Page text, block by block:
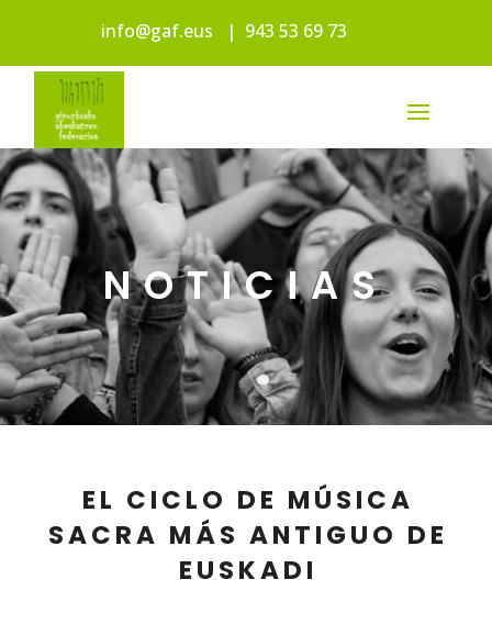
info@gaf.eus | 943 53 69 73
NOTICIAS
EL CICLO DE MÚSICA
SACRA MÁS ANTIGUO DE
EUSKADI